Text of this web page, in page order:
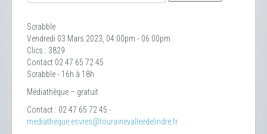
Scrabble
Vendredi 03 Mars 2023, 04:00pm - 06:00pm
Clics : 3829
Contact 02 47 65 72 45
Scrabble - 16h à 18h
Médiathèque – gratuit
Contact : 02 47 65 72 45 -
mediatheque.esvres@tourainevalleedelindre.fr